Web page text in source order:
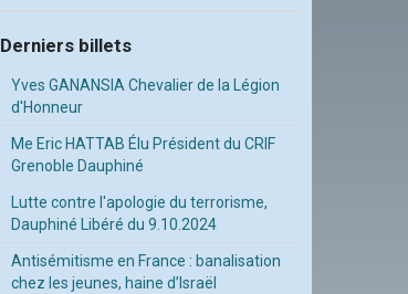
Derniers billets
Yves GANANSIA Chevalier de la Légion
d'Honneur
Me Eric HATTAB Élu Président du CRIF
Grenoble Dauphiné
Lutte contre l'apologie du terrorisme,
Dauphiné Libéré du 9.10.2024
Antisémitisme en France : banalisation
chez les jeunes, haine d’Israël